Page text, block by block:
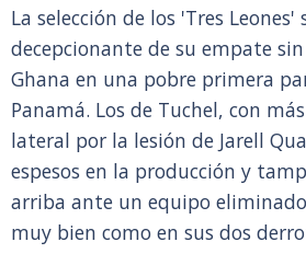
La selección de los 'Tres
decepcionante de su empate
Ghana en una pobre primera
Panamá. Los de Tuchel, con
lateral por la lesión de Jarell
espesos en la producción y
arriba ante un equipo
muy bien como en sus dos